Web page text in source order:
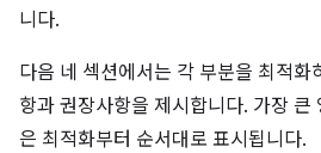
니다.
다음 네 섹션에서는 각 부분을 최적화
항과 권장사항을 제시합니다. 가장 큰
은 최적화부터 순서대로 표시됩니다.